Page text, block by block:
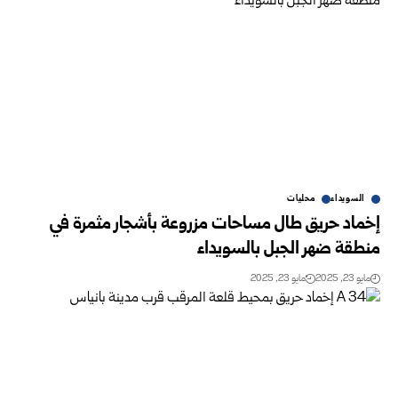
السويداء محليات
إخماد حريق طال مساحات مزروعة بأشجار مثمرة في
منطقة ضهر الجبل بالسويداء
مايو 23, 2025 مايو 23, 2025